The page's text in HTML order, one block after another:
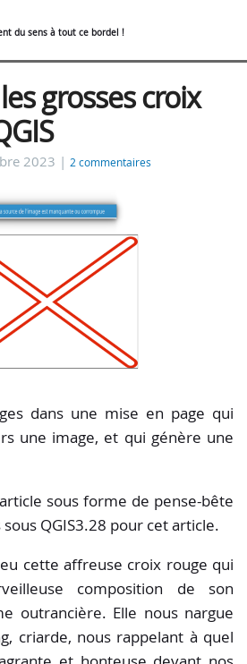
du sens à tout ce bordel !
grosses croix
2023 | 2 commentaires
dans une mise en page qui
une image, et qui génère une
sous forme de pense-bête
QGIS3.28 pour cet article.
cette affreuse croix rouge qui
composition de son
outrancière. Elle nous nargue
criarde, nous rappelant à quel